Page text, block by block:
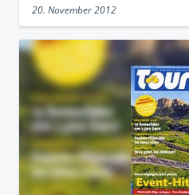
20. November 2012